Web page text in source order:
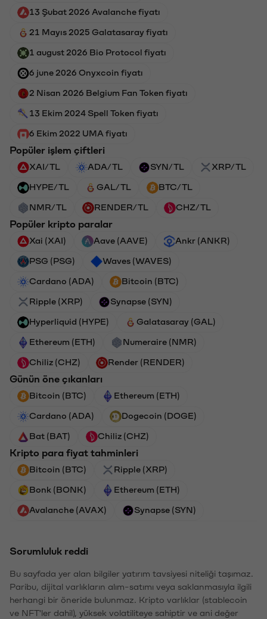
13 Şubat 2026 Avalanche fiyatı
21 Mayıs 2025 Galatasaray fiyatı
1 august 2026 Bio Protocol fiyatı
6 june 2026 Onyxcoin fiyatı
2 Nisan 2026 Belgium Fan Token fiyatı
13 Ekim 2024 Spell Token fiyatı
6 Ekim 2022 UMA fiyatı
Popüler işlem çiftleri
XAI/TL ADA/TL SYN/TL XRP/TL
HYPE/TL GAL/TL BTC/TL
NMR/TL RENDER/TL CHZ/TL
Popüler kripto paralar
Xai (XAI) Aave (AAVE) Ankr (ANKR)
PSG (PSG) Waves (WAVES)
Cardano (ADA) Bitcoin (BTC)
Ripple (XRP) Synapse (SYN)
Hyperliquid (HYPE) Galatasaray (GAL)
Ethereum (ETH) Numeraire (NMR)
Chiliz (CHZ) Render (RENDER)
Günün öne çıkanları
Bitcoin (BTC) Ethereum (ETH)
Cardano (ADA) Dogecoin (DOGE)
Bat (BAT) Chiliz (CHZ)
Kripto para fiyat tahminleri
Bitcoin (BTC) Ripple (XRP)
Bonk (BONK) Ethereum (ETH)
Avalanche (AVAX) Synapse (SYN)
Sorumluluk reddi
Bu sayfada yer alan bilgiler yatırım tavsiyesi niteliği taşımaz.
Paribu, dijital varlıkların alım-satımı veya saklanmasıyla ilgili
herhangi bir öneride bulunmaz. Kripto varlıklar (stablecoin
ve NFT'ler dahil), yüksek volatiliteye sahiptir ve ani değer